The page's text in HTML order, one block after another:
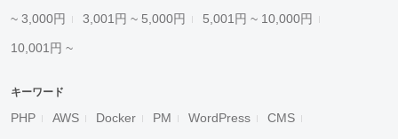
~ 3,000円 3,001円 ~ 5,000円 5,001円 ~ 10,000円
10,001円 ~
キーワード
PHP AWS Docker PM WordPress CMS